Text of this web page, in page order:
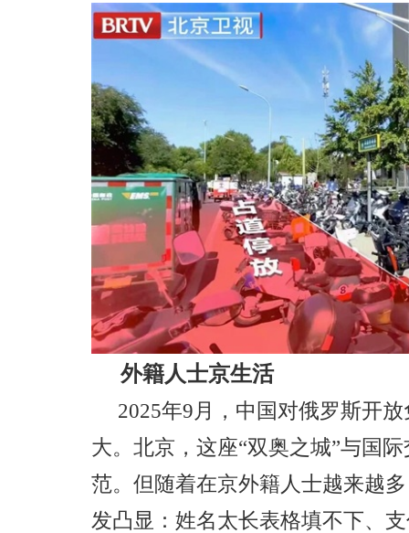
外籍人士京生活
2025年9月，中国对俄罗斯开
大。北京，这座“双奥之城”与国
范。但随着在京外籍人士越来越
发凸显：姓名太长表格填不下、